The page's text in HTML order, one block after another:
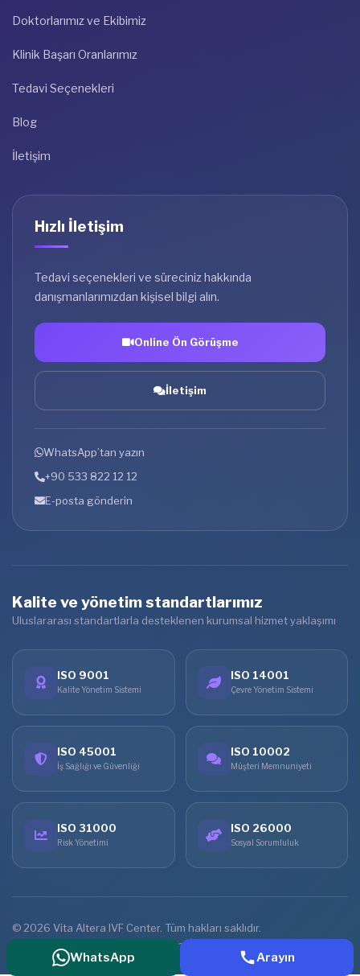
Doktorlarımız ve Ekibimiz
Klinik Başarı Oranlarımız
Tedavi Seçenekleri
Blog
İletişim
Hızlı İletişim
Tedavi seçenekleri ve süreciniz hakkında
danışmanlarımızdan kişisel bilgi alın.
Online Ön Görüşme
İletişim
WhatsApp’tan yazın
+90 533 822 12 12
E-posta gönderin
Kalite ve yönetim standartlarımız
Uluslararası standartlarla desteklenen kurumsal hizmet yaklaşımı
ISO 9001
Kalite Yönetim Sistemi
ISO 14001
Çevre Yönetim Sistemi
ISO 45001
İş Sağlığı ve Güvenliği
ISO 10002
Müşteri Memnuniyeti
ISO 31000
Risk Yönetimi
ISO 26000
Sosyal Sorumluluk
© 2026 Vita Altera IVF Center. Tüm hakları saklıdır.
Online Görüşme
WhatsApp Arayın